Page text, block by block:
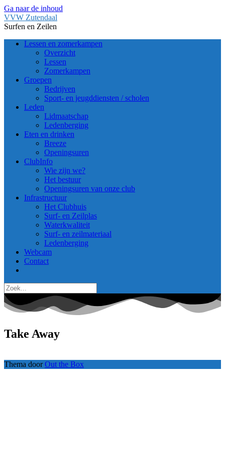
Ga naar de inhoud
VVW Zutendaal
Surfen en Zeilen
Lessen en zomerkampen
Overzicht
Lessen
Zomerkampen
Groepen
Bedrijven
Sport- en jeugddiensten / scholen
Leden
Lidmaatschap
Ledenberging
Eten en drinken
Breeze
Openingsuren
ClubInfo
Wie zijn we?
Het bestuur
Openingsuren van onze club
Infrastructuur
Het Clubhuis
Surf- en Zeilplas
Waterkwaliteit
Surf- en zeilmateriaal
Ledenberging
Webcam
Contact
Take Away
Thema doorOut the Box